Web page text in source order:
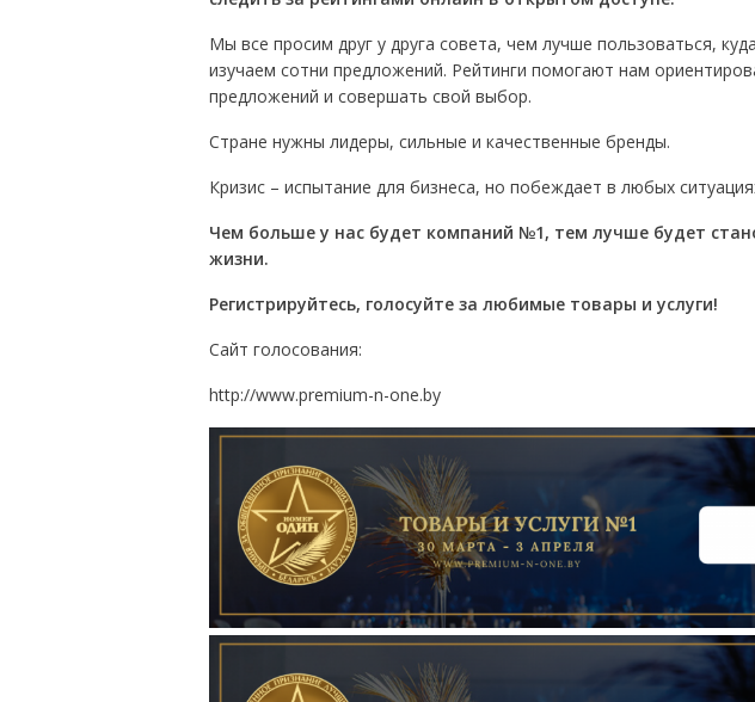
Мы все просим друг у друга совета, чем лучше пользоваться,
изучаем сотни предложений. Рейтинги помогают нам
предложений и совершать свой выбор.
Стране нужны лидеры, сильные и качественные бренды.
Кризис – испытание для бизнеса, но побеждает в любых
Чем больше у нас будет компаний №1, тем лучше будет
жизни.
Регистрируйтесь, голосуйте за любимые товары и услуги!
Сайт голосования:
http://www.premium-n-one.by